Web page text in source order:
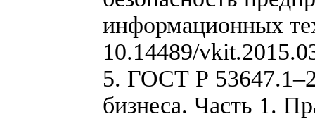
информационных
10.14489/
5. ГОСТ Р
бизнеса. Часть 1.